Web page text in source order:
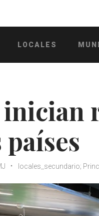
LOCALES
locales_secundario;